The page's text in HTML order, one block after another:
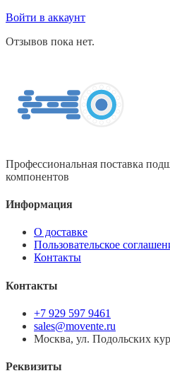
Войти в аккаунт
Отзывов пока нет.
Профессиональная поставка
компонентов
Информация
О доставке
Пользовательское
Контакты
Контакты
+7 929 597 9461
sales@movente.ru
Москва, ул. Подольских
Реквизиты